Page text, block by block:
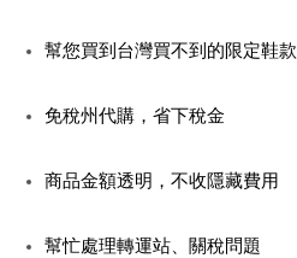
幫您買到台灣買不到的限定鞋款
免稅州代購，省下稅金
商品金額透明，不收隱藏費用
幫忙處理轉運站、關稅問題